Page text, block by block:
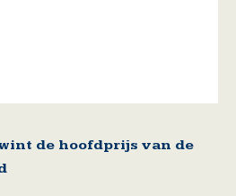
de hoofdprijs van de